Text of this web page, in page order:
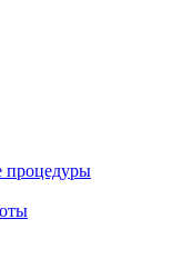
процедуры